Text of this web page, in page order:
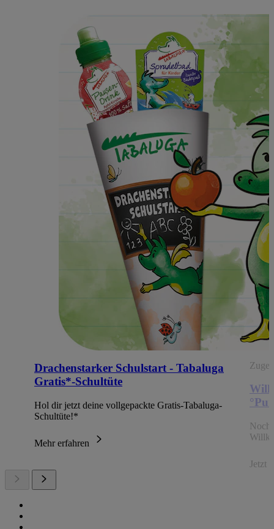
Drachenstarker Schulstart - Tabaluga
Gratis*-Schultüte
Hol dir jetzt deine vollgepackte Gratis-Tabaluga-
Schultüte!*
Mehr erfahren
Noch
Jetzt